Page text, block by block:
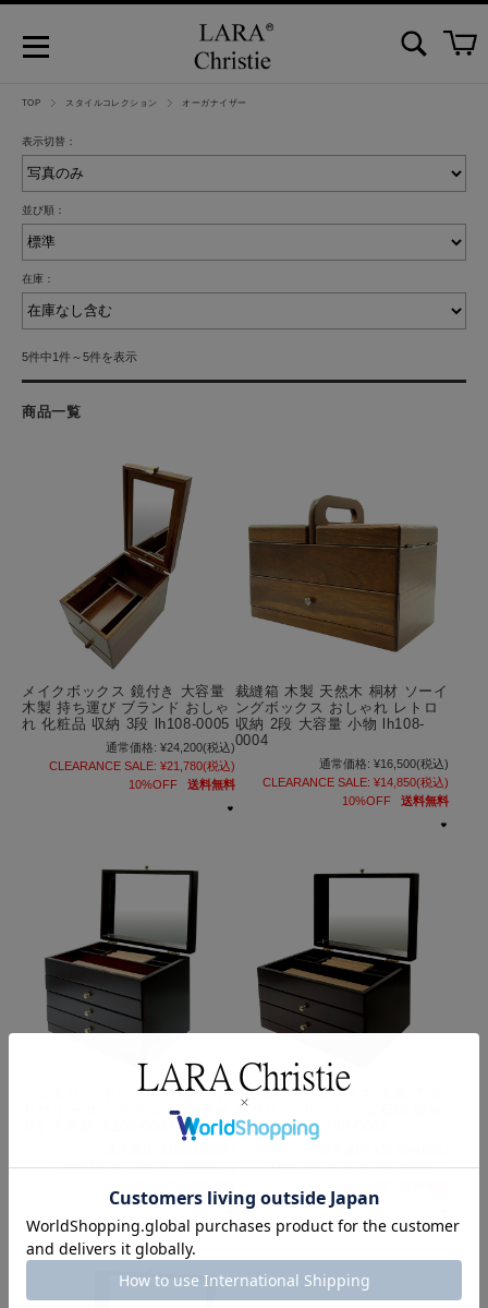
TOP スタイルコレクション オーガナイザー
表示切替：
並び順：
在庫：
5件中1件～5件を表示
商品一覧
メイクボックス 鏡付き 大容量
木製 持ち運び ブランド おしゃ
れ 化粧品 収納 3段 lh108-0005
通常価格: ¥24,200(税込)
CLEARANCE SALE: ¥21,780(税込)
10%OFF
送料無料
裁縫箱 木製 天然木 桐材 ソーイ
ングボックス おしゃれ レトロ
収納 2段 大容量 小物 lh108-
0004
通常価格: ¥16,500(税込)
CLEARANCE SALE: ¥14,850(税込)
10%OFF
送料無料
ジュエリー ボックス 木製 アク
セサリー ボックス 宝石箱 収納
CLEARANCE SALE: ¥17,820(税込)
ジュエリー ボックス 木製 アク
セサリー ボックス 宝石箱 収納
3段 大容量 lh108-0002
CLEARANCE SALE: ¥14,850(税込)